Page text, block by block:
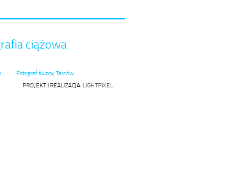
ciążowa
Fotograf ślubny Tarnów
PROJEKT I REALIZACJA: LIGHTPIXEL